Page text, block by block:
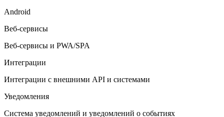
Android
Веб-сервисы
Веб-сервисы и PWA/SPA
Интеграции
Интеграции с внешними API и системами
Уведомления
Система уведомлений и уведомлений о событиях